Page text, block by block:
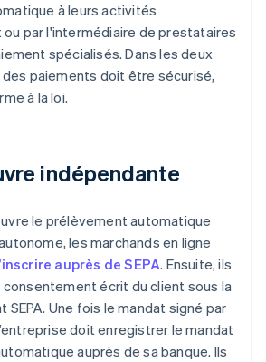
à leurs activités
par l'intermédiaire de prestataires
spécialisés. Dans les deux
paiements doit être sécurisé,
à la loi.
indépendante
le prélèvement automatique
les marchands en ligne
auprès de SEPA. Ensuite, ils
écrit du client sous la
SEPA. Une fois le mandat signé par
doit enregistrer le mandat
auprès de sa banque. Ils